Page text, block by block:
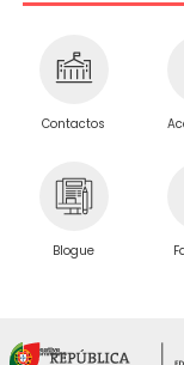
Contactos
Blogue